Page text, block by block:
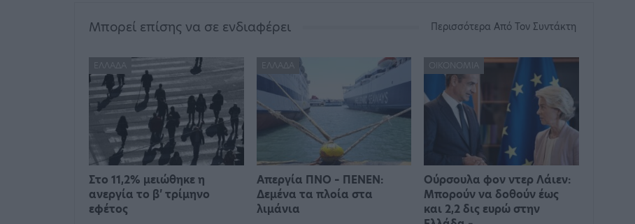
Μπορεί επίσης να σε ενδιαφέρει Περισσότερα Από Τον Συντάκτη
ΕΛΛΆΔΑ
Στο 11,2% μειώθηκε η
ανεργία το β’ τρίμηνο
εφέτος
ΕΛΛΆΔΑ
Απεργία ΠΝΟ – ΠΕΝΕΝ:
Δεμένα τα πλοία στα
λιμάνια
ΟΙΚΟΝΟΜΊΑ
Ούρσουλα φον ντερ Λάιεν:
Μπορούν να δοθούν έως
και 2,2 δις ευρώ στην